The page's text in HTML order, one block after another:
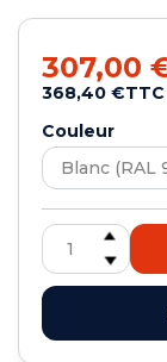
307,00
368,40 €TTC
Couleur